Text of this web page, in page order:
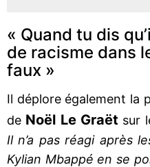
« Quand tu dis
de racisme dans
faux »
Il déplore également la
de Noël Le Graët sur
Il n’a pas réagi après
Kylian Mbappé en se